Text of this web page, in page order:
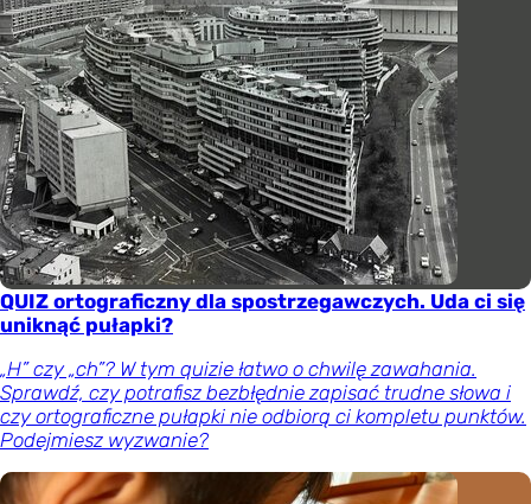
QUIZ ortograficzny dla spostrzegawczych. Uda ci się
uniknąć pułapki?
„H” czy „ch”? W tym quizie łatwo o chwilę zawahania.
Sprawdź, czy potrafisz bezbłędnie zapisać trudne słowa i
czy ortograficzne pułapki nie odbiorą ci kompletu punktów.
Podejmiesz wyzwanie?